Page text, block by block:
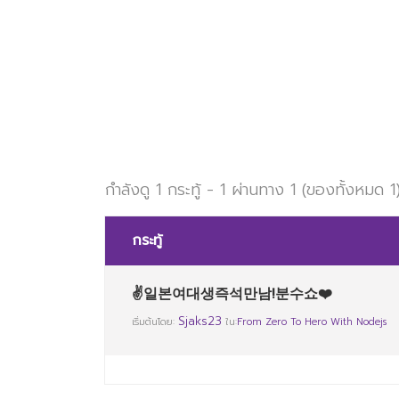
กำลังดู 1 กระทู้ - 1 ผ่านทาง 1 (ของทั้งหมด 1)
กระทู้
✌일본여대생즉석만남!분수쇼❤️
เริ่มต้นโดย: Sjaks23 ใน:From Zero To Hero With Nodejs